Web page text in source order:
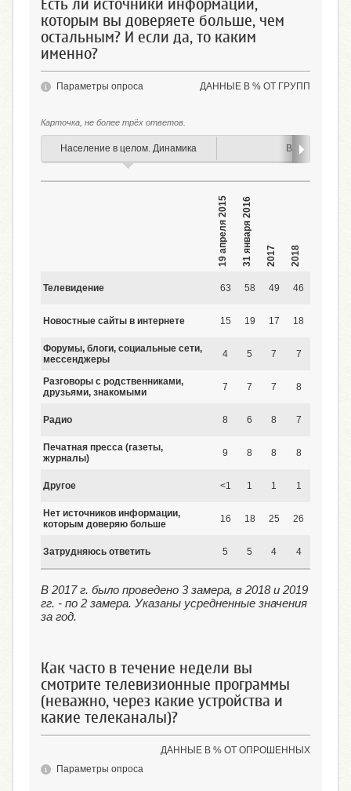
Есть ли источники информации,
которым вы доверяете больше, чем
остальным? И если да, то каким
именно?
ДАННЫЕ В % ОТ ГРУПП
Параметры опроса
Карточка, не более трёх ответов.
Население в целом. Динамика Возраст
19 апреля 2015 31 января 2016 2017 2018
Телевидение 63 58 49 46
Новостные сайты в интернете 15 19 17 18
Форумы, блоги, социальные сети,
мессенджеры
4 5 7 7
Разговоры с родственниками,
друзьями, знакомыми
7 7 7 8
Радио 8 6 8 7
Печатная пресса (газеты,
журналы)
9 8 8 8
Другое <1 1 1 1
Нет источников информации,
которым доверяю больше
16 18 25 26
Затрудняюсь ответить 5 5 4 4
В 2017 г. было проведено 3 замера, в 2018 и 2019
гг. - по 2 замера. Указаны усредненные значения
за год.
Как часто в течение недели вы
смотрите телевизионные программы
(неважно, через какие устройства и
какие телеканалы)?
ДАННЫЕ В % ОТ ОПРОШЕННЫХ
Параметры опроса